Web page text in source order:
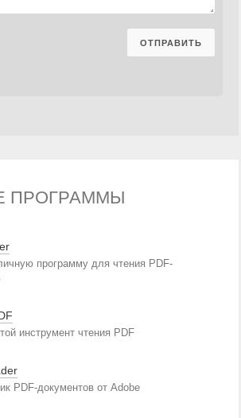
ПРОГРАММЫ
программу для чтения PDF-
инструмент чтения PDF
PDF-документов от Adobe